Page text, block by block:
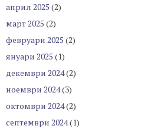
април 2025 (2)
март 2025 (2)
февруари 2025 (2)
януари 2025 (1)
декември 2024(2)
ноември 2024(3)
октомври 2024(2)
септември 2024(1)